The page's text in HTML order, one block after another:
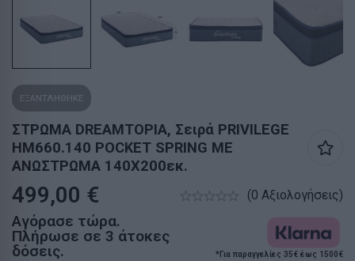
ΕΞΑΝΤΛΗΘΗΚΕ
ΣΤΡΩΜΑ DREAMTOPIA, Σειρά PRIVILEGE
HM660.140 POCKET SPRING ΜΕ
ΑΝΩΣΤΡΩΜΑ 140X200εκ.
499,00 € (0 Αξιολογήσεις)
Αγόρασε τώρα.
Πλήρωσε σε 3 άτοκες
δόσεις.
*Για παραγγελίες 35€ έως 1500€